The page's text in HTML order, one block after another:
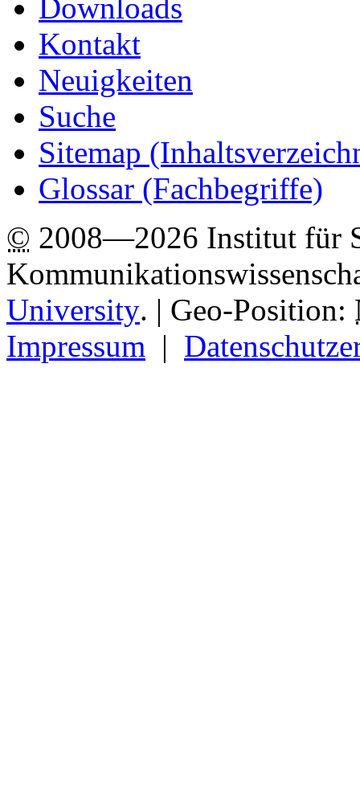
Downloads
Kontakt
Neuigkeiten
Suche
Sitemap
Glossar (Fachbegriffe)
© 2008—2026 Institut für
University. | Geo-Position:
Impressum |